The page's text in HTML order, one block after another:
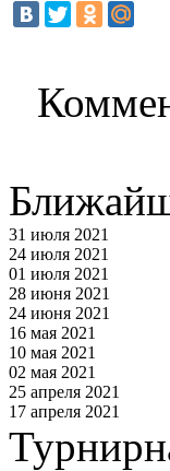
31 июля 2021
24 июля 2021
01 июля 2021
28 июня 2021
24 июня 2021
16 мая 2021
10 мая 2021
02 мая 2021
25 апреля 2021
17 апреля 2021